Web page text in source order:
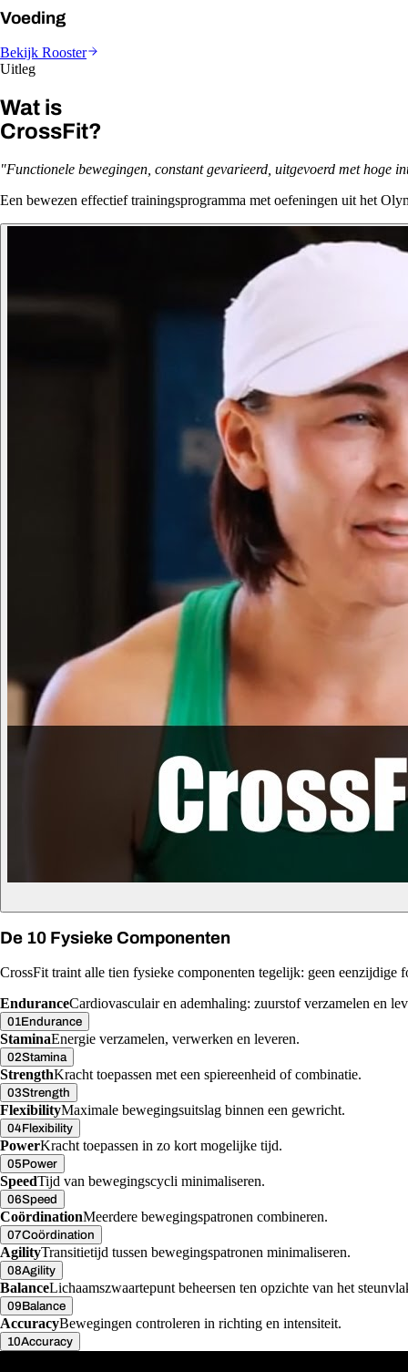
Voeding
Bekijk Rooster
Uitleg
Wat is
CrossFit?
"Functionele bewegingen, constant gevarieerd, uitgevoerd met hoge
Een bewezen effectief trainingsprogramma met oefeningen uit het
De 10 Fysieke Componenten
CrossFit traint alle tien fysieke componenten tegelijk: geen eenzijdige
EnduranceCardiovasculair en ademhaling: zuurstof verzamelen en
01Endurance
StaminaEnergie verzamelen, verwerken en leveren.
02Stamina
StrengthKracht toepassen met een spiereenheid of combinatie.
03Strength
FlexibilityMaximale bewegingsuitslag binnen een gewricht.
04Flexibility
PowerKracht toepassen in zo kort mogelijke tijd.
05Power
SpeedTijd van bewegingscycli minimaliseren.
06Speed
CoördinationMeerdere bewegingspatronen combineren.
07Coördination
AgilityTransitietijd tussen bewegingspatronen minimaliseren.
08Agility
BalanceLichaamszwaartepunt beheersen ten opzichte van het
09Balance
AccuracyBewegingen controleren in richting en intensiteit.
10Accuracy